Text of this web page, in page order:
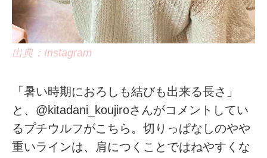
出典：Instagram
「暑い時期におろしも結びも出来る長さ」
と、@kitadani_koujiroさんがコメントしてい
るプチウルフがこちら。切りっぱなしのやや
重いラインは、肩につくことではねやすくな